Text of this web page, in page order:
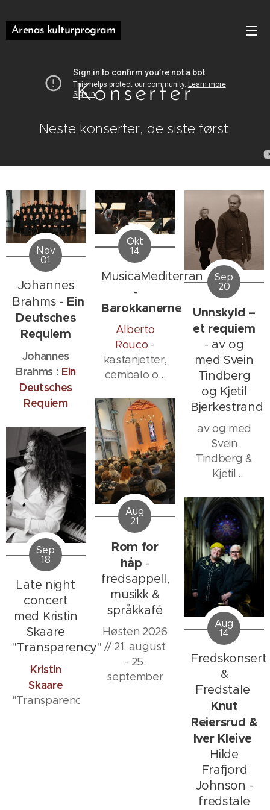
Arenas kulturprogram
Konserter
Neste konserter, de siste først:
Nov
01
Johannes
Brahms - Ein
Deutsches
Requiem
Johannes
Brahms : Ein
Deutsches
Requiem
Okt
14
MusicaMediterranea
-
Barokkanerne
Alberto
Rouco -
kastanjetter,
cembalo og
ledelse
Sep
20
Unnskyld –
et requiem
- av og
med Svein
Tindberg
og Kjetil
Bjerkestrand
av og med
Svein
Tindberg &
Kjetil
Sep
18
Late night
concert
med Kristin
Skaare
"Transparency"
Kristin
Skaare
"Transparency"
Aug
21
Rom for
håp -
fredsappell,
musikk &
språkkafé
Høsten 2026
// 21. august
- 25.
september
Aug
14
Fredskonsert
&
Fredstale
Knut
Reiersrud &
Iver Kleive
Hilde
Frafjord
Johnson -
fredstale